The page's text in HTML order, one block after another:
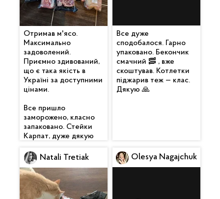
Отримав м'ясо.
Максимально
задоволений.
Приємно здивований,
що є така якість в
Україні за доступними
цінами.
Все пришло
заморожено, класно
запаковано. Стейки
Карпат, дуже дякую
Natali Tretiak Olesya Nagajchuk
Все дуже
сподобалося. Гарно
упаковано. Бекончик
смачний 🥓 , вже
скоштував. Котлетки
піджарив теж — клас.
Дякую 🙏